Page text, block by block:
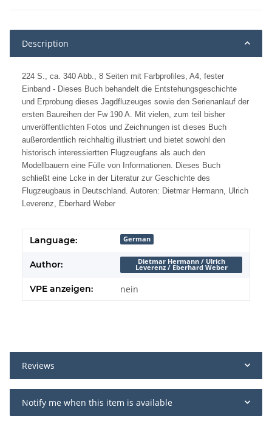
Description
224 S., ca. 340 Abb., 8 Seiten mit Farbprofiles, A4, fester
Einband - Dieses Buch behandelt die Entstehungsgeschichte
und Erprobung dieses Jagdfluzeuges sowie den Serienanlauf der
ersten Baureihen der Fw 190 A. Mit vielen, zum teil bisher
unveröffentlichten Fotos und Zeichnungen ist dieses Buch
außerordentlich reichhaltig illustriert und bietet sowohl den
historisch interessiertten Flugzeugfans als auch den
Modellbauern eine Fülle von Informationen. Dieses Buch
schließt eine Lcke in der Literatur zur Geschichte des
Flugzeugbaus in Deutschland. Autoren: Dietmar Hermann, Ulrich
Leverenz, Eberhard Weber
Language: German
Author: Dietmar Hermann / Ulrich
Leverenz / Eberhard Weber
VPE anzeigen: nein
Reviews
Notify me when this item is available